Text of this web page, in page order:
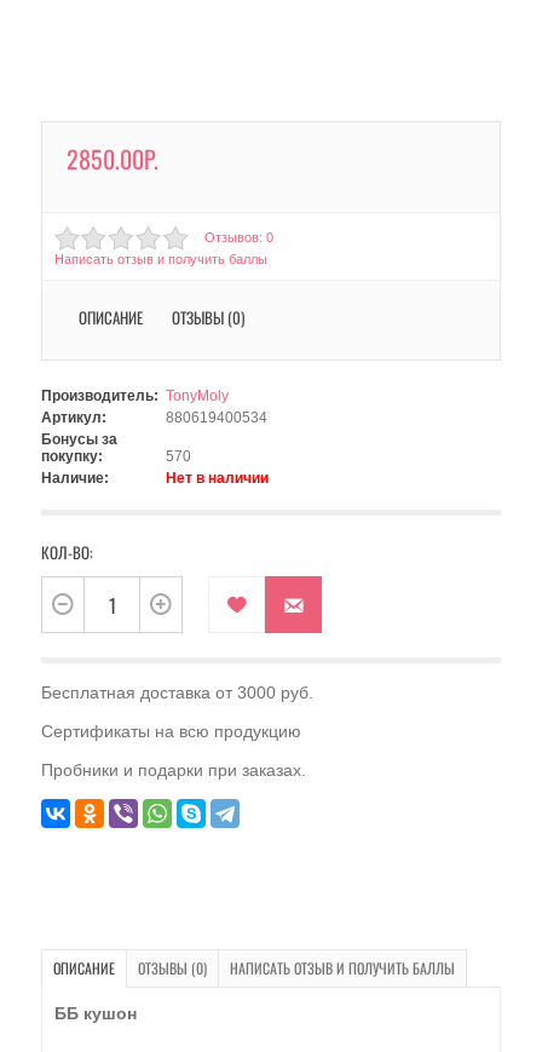
2850.00Р.
Отзывов: 0
Написать отзыв и получить баллы
ОПИСАНИЕ ОТЗЫВЫ (0)
Производитель: TonyMoly
Артикул:
880619400534
Бонусы за
покупку:
570
Наличие:
Нет в наличии
КОЛ-ВО:
Бесплатная доставка от 3000 руб.
Сертификаты на всю продукцию
Пробники и подарки при заказах.
ОПИСАНИЕ ОТЗЫВЫ (0) НАПИСАТЬ ОТЗЫВ И ПОЛУЧИТЬ БАЛЛЫ
ББ кушон